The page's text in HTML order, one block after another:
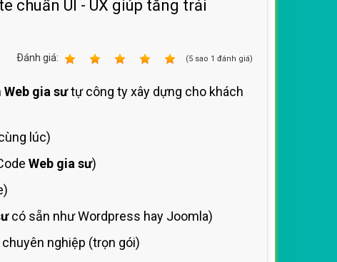
chuẩn UI - UX giúp tăng trải
Ðánh giá: (5 sao 1 đánh giá)
Web gia sưtự công ty xây dựng cho khách
lúc)
Web gia sư)
có sẵn như Wordpress hay Joomla)
nghiệp (trọn gói)